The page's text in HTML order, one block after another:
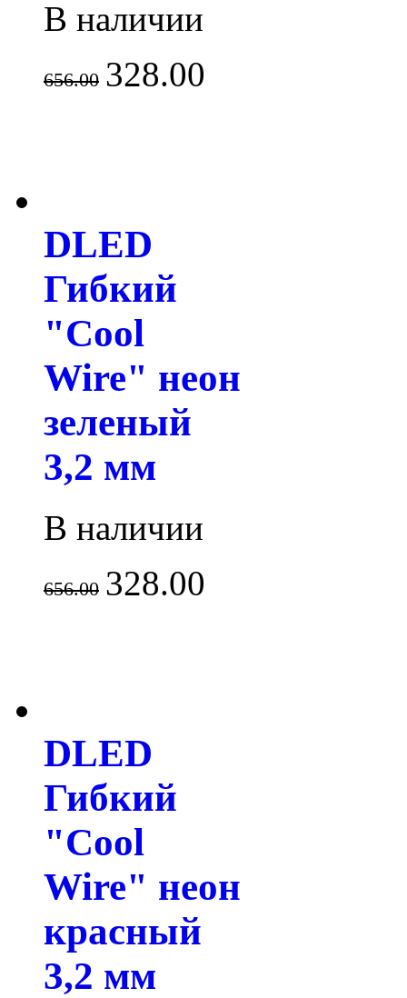
В наличии
656.00 328.00
DLED
Гибкий
"Cool
Wire" неон
зеленый
3,2 мм
В наличии
656.00 328.00
DLED
Гибкий
"Cool
Wire" неон
красный
3,2 мм